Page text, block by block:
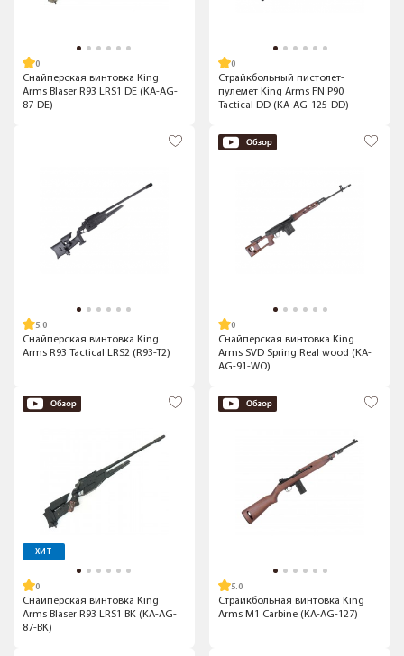
Снайперская винтовка King
Arms Blaser R93 LRS1 DE (KA-AG-
87-DE)
Страйкбольный пистолет-
пулемет King Arms FN P90
Tactical DD (KA-AG-125-DD)
5.0
Снайперская винтовка King
Arms R93 Tactical LRS2 (R93-T2)
Снайперская винтовка King
Arms SVD Spring Real wood (KA-
AG-91-WO)
ХИТ
Снайперская винтовка King
Arms Blaser R93 LRS1 BK (KA-AG-
87-BK)
5.0
Страйкбольная винтовка King
Arms M1 Carbine (KA-AG-127)